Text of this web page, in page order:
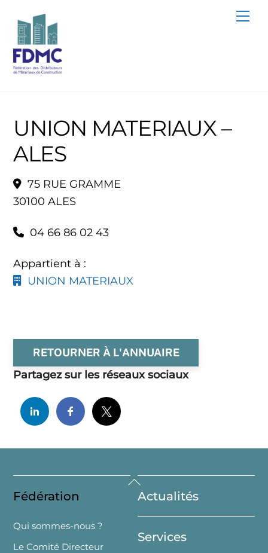
content
UNION MATERIAUX –
ALES
75 RUE GRAMME
30100 ALES
04 66 86 02 43
Appartient à :
UNION MATERIAUX
RETOURNER À L'ANNUAIRE
Partagez sur les réseaux sociaux
Back
To
Top
Fédération
Qui sommes-nous ?
Le Comité Directeur
Actualités
Services